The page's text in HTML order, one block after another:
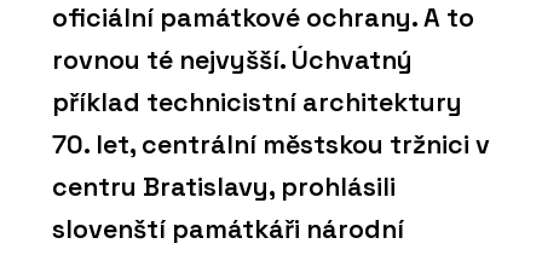
oficiální památkové ochrany. A to
rovnou té nejvyšší. Úchvatný
příklad technicistní architektury
70. let, centrální městskou tržnici v
centru Bratislavy, prohlásili
slovenští památkáři národní